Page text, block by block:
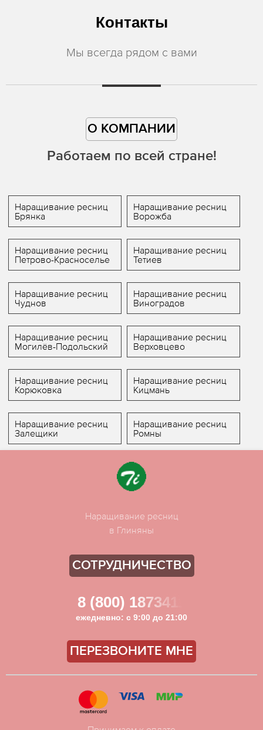
Контакты
Мы всегда рядом с вами
О КОМПАНИИ
Работаем по всей стране!
Наращивание ресниц
Брянка
Наращивание ресниц
Ворожба
Наращивание ресниц
Петрово-Красноселье
Наращивание ресниц
Тетиев
Наращивание ресниц
Чуднов
Наращивание ресниц
Виноградов
Наращивание ресниц
Могилёв-Подольский
Наращивание ресниц
Верховцево
Наращивание ресниц
Корюковка
Наращивание ресниц
Кицмань
Наращивание ресниц
Залещики
Наращивание ресниц
Ромны
Наращивание ресниц
в Глиняны
СОТРУДНИЧЕСТВО
8 (800) 1873411
ежедневно: с 9:00 до 21:00
ПЕРЕЗВОНИТЕ МНЕ